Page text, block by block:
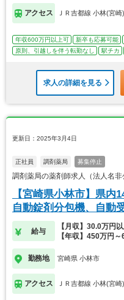
アクセス ＪＲ吉都線 小林(宮崎
年収600万円以上可 新卒も応募可能
原則、引越しを伴う転勤なし
駅チカ
求人の詳細を見る
更新日：2025年3月4日
正社員 調剤薬局 募集停止
調剤薬局の薬剤師求人（法人名
【宮崎県小林市】県内
自動錠剤分包機、自動
実！
給与
【月収】30.0万円
【年収】450万円
勤務地 宮崎県 小林市
アクセス ＪＲ吉都線 小林(宮崎